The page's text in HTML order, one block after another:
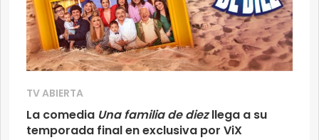
TV ABIERTA
La comedia Una familia de diezllega a su
temporada final en exclusiva por ViX